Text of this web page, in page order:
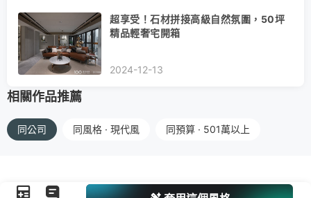
超享受！石材拼接高級自然氛圍，50坪
精品輕奢宅開箱
2024-12-13
相關作品推薦
同公司 同風格 · 現代風 同預算 · 501萬以上